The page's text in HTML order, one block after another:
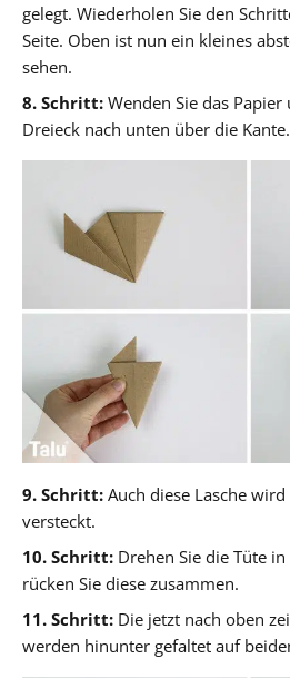
gelegt. Wiederholen Sie den
Seite. Oben ist nun ein kleines
sehen.
8. Schritt: Wenden Sie das
Dreieck nach unten über die Kante.
9. Schritt: Auch diese Lasche
versteckt.
10. Schritt: Drehen Sie die Tüte
rücken Sie diese zusammen.
11. Schritt: Die jetzt nach oben
werden hinunter gefaltet auf